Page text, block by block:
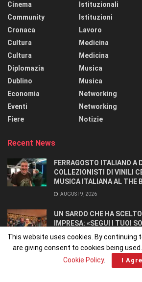
Cinema
Community
Cronaca
Cultura
Cultura
Diplomazia
Dublino
Economia
Eventi
Fiere
Istituzionali
Istituzioni
Lavoro
Medicina
Medicina
Musica
Musica
Networking
Networking
Notizie
Recent News
FERRAGOSTO ITALIANO A
COLLEZIONISTI DI VINILI
MUSICA ITALIANA AL THE
AUGUST 9, 2026
UN SARDO CHE HA
IMPRESA: «SEGUI I TUOI
RINUNCIARCI». SI
AUGUST 8, 2026
This website uses cookies. By continuing
are giving consent to cookies being
Cookie Policy. I